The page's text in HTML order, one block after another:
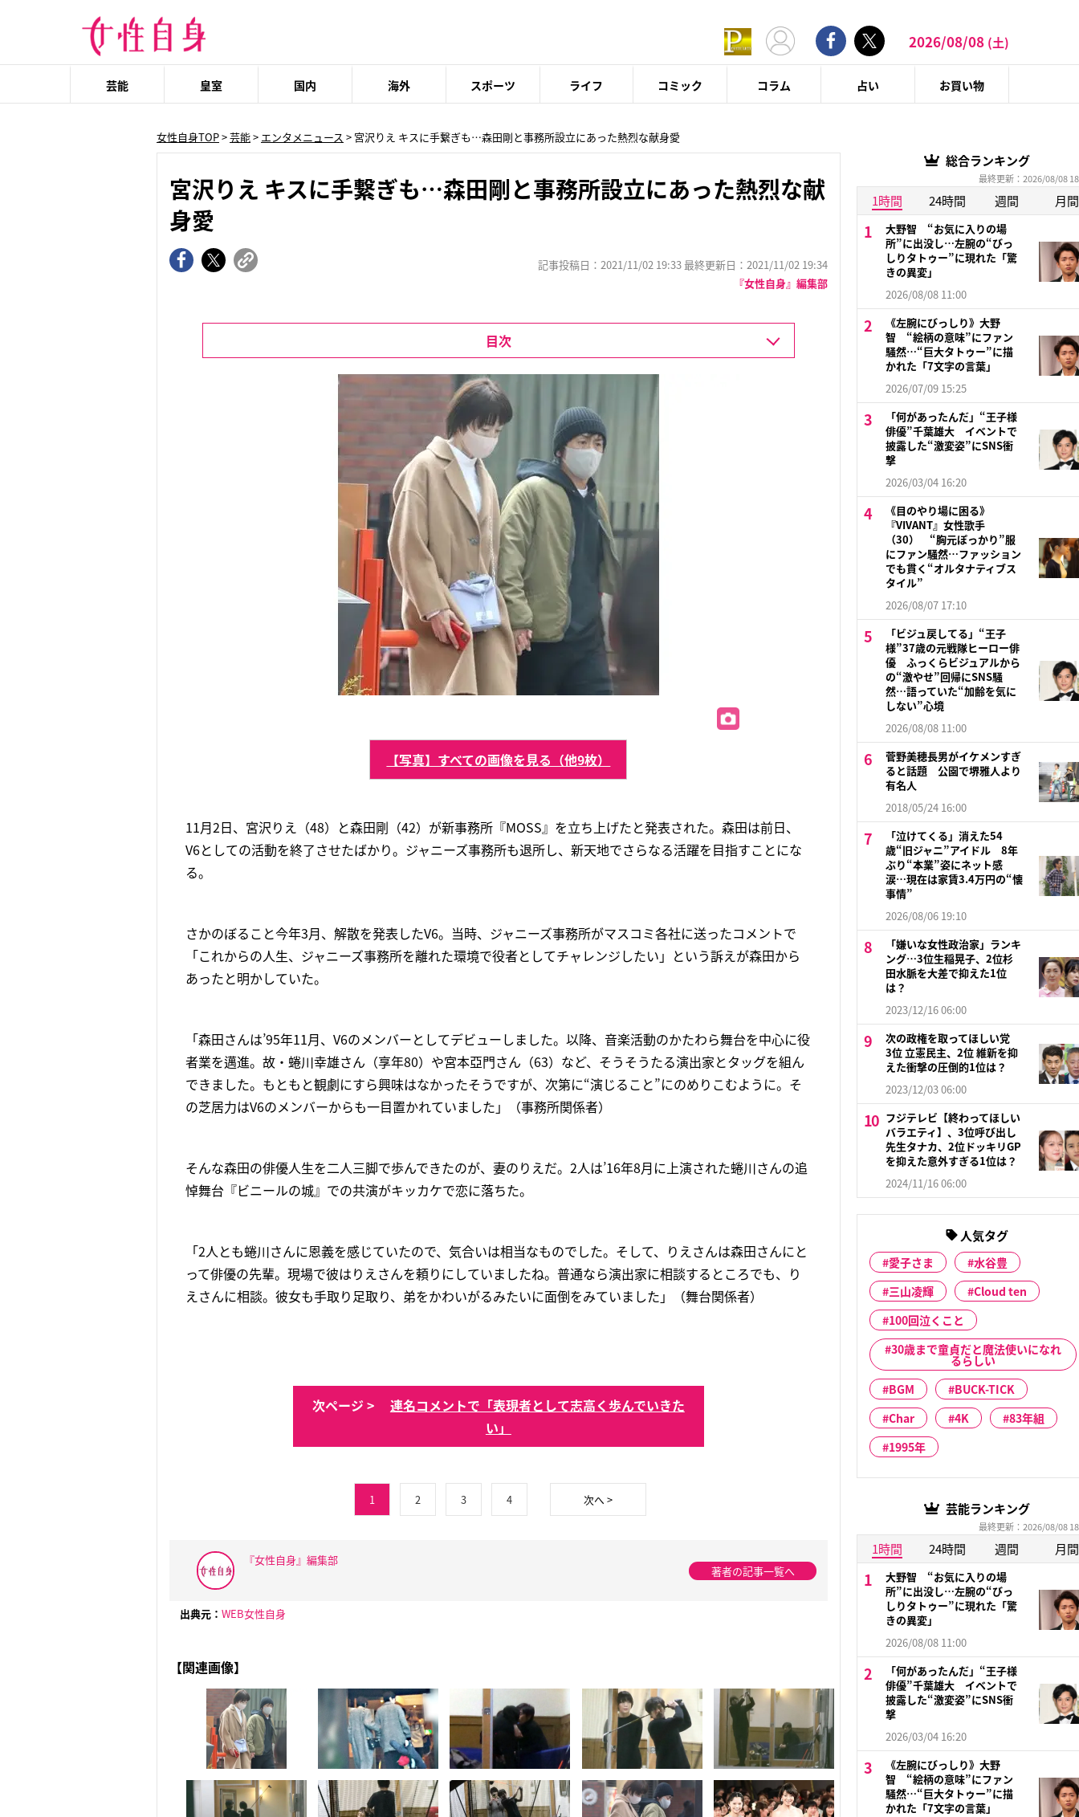
2026/08/08 (土)
芸能 皇室 国内 海外 スポーツ ライフ コミック コラム 占い お買い物
女性自身TOP>芸能> エンタメニュース > 宮沢りえ キスに手繋ぎも…森田剛と事務所設立にあった熱烈な献身愛
宮沢りえ キスに手繋ぎも…森田剛と事務所設立にあった熱烈な献
身愛
記事投稿日：2021/11/02 19:33 最終更新日：2021/11/02 19:34
『女性自身』編集部
目次
【写真】すべての画像を見る（他9枚）
11月2日、宮沢りえ（48）と森田剛（42）が新事務所『MOSS』を立ち上げたと発表された。森田は前日、
V6としての活動を終了させたばかり。ジャニーズ事務所も退所し、新天地でさらなる活躍を目指すことにな
る。
さかのぼること今年3月、解散を発表したV6。当時、ジャニーズ事務所がマスコミ各社に送ったコメントで
「これからの人生、ジャニーズ事務所を離れた環境で役者としてチャレンジしたい」という訴えが森田から
あったと明かしていた。
「森田さんは’95年11月、V6のメンバーとしてデビューしました。以降、音楽活動のかたわら舞台を中心に役
者業を邁進。故・蜷川幸雄さん（享年80）や宮本亞門さん（63）など、そうそうたる演出家とタッグを組ん
できました。もともと観劇にすら興味はなかったそうですが、次第に“演じること”にのめりこむように。そ
の芝居力はV6のメンバーからも一目置かれていました」（事務所関係者）
そんな森田の俳優人生を二人三脚で歩んできたのが、妻のりえだ。2人は’16年8月に上演された蜷川さんの追
悼舞台『ビニールの城』での共演がキッカケで恋に落ちた。
「2人とも蜷川さんに恩義を感じていたので、気合いは相当なものでした。そして、りえさんは森田さんにと
って俳優の先輩。現場で彼はりえさんを頼りにしていましたね。普通なら演出家に相談するところでも、り
えさんに相談。彼女も手取り足取り、弟をかわいがるみたいに面倒をみていました」（舞台関係者）
次ページ >
連名コメントで「表現者として志高く歩んでいきた
い」
1 2 3 4 次へ >
『女性自身』編集部
著者の記事一覧へ
出典元： WEB女性自身
【関連画像】
総合ランキング
最終更新：2026/08/08
1時間 24時間 週間 月間
大野智 “お気に入りの場
所”に出没し…左腕の“びっ
しりタトゥー”に現れた「驚
きの異変」
2026/08/08 11:00
《左腕にびっしり》大野
智 “絵柄の意味”にファン
騒然…“巨大タトゥー”に描
かれた「7文字の言葉」
2026/07/09 15:25
「何があったんだ」“王子様
俳優”千葉雄大 イベントで
披露した“激変姿”にSNS衝
撃
2026/03/04 16:20
《目のやり場に困る》
『VIVANT』女性歌手
（30） “胸元ぽっかり”服
にファン騒然…ファッション
でも貫く“オルタナティブス
タイル”
2026/08/07 17:10
「ビジュ戻してる」“王子
様”37歳の元戦隊ヒーロー俳
優 ふっくらビジュアルから
の“激やせ”回帰にSNS騒
然…語っていた“加齢を気に
しない”心境
2026/08/08 11:00
菅野美穂長男がイケメンすぎ
ると話題 公園で堺雅人より
有名人
2018/05/24 16:00
「泣けてくる」消えた54
歳“旧ジャニ”アイドル 8年
ぶり“本業”姿にネット感
涙…現在は家賃3.4万円の“懐
事情”
2026/08/06 19:10
「嫌いな女性政治家」ランキ
ング…3位生稲晃子、2位杉
田水脈を大差で抑えた1位
は？
2023/12/16 06:00
次の政権を取ってほしい党
3位 立憲民主、2位 維新を抑
えた衝撃の圧倒的1位は？
2023/12/03 06:00
フジテレビ【終わってほしい
バラエティ】、3位呼び出し
先生タナカ、2位ドッキリGP
を抑えた意外すぎる1位は？
2024/11/16 06:00
人気タグ
愛子さま
水谷豊
三山凌輝
Cloud ten
100回泣くこと
30歳まで童貞だと魔法使いになれ
るらしい
BGM
BUCK-TICK
Char
4K
83年組
1995年
芸能ランキング
最終更新：2026/08/08
1時間 24時間 週間 月間
大野智 “お気に入りの場
所”に出没し…左腕の“びっ
しりタトゥー”に現れた「驚
きの異変」
2026/08/08 11:00
「何があったんだ」“王子様
俳優”千葉雄大 イベントで
披露した“激変姿”にSNS衝
撃
2026/03/04 16:20
《左腕にびっしり》大野
智 “絵柄の意味”にファン
騒然…“巨大タトゥー”に描
かれた「7文字の言葉」